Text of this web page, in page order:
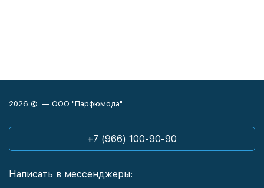
2026 © — ООО "Парфюмода"
+7 (966) 100-90-90
Написать в мессенджеры: